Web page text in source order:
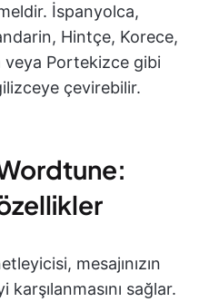
İspanyolca,
Hintçe, Korece,
veya Portekizce gibi
çevirebilir.
mesajınızın
sağlar.